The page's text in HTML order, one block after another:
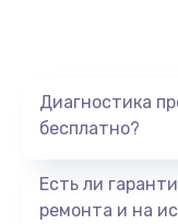
Диагностика
бесплатно?
Есть ли
ремонта и на